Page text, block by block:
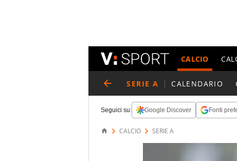
CALCIO
SERIE A CALENDARIO
Seguici su: Google Discover Fonti
CALCIO SERIE A